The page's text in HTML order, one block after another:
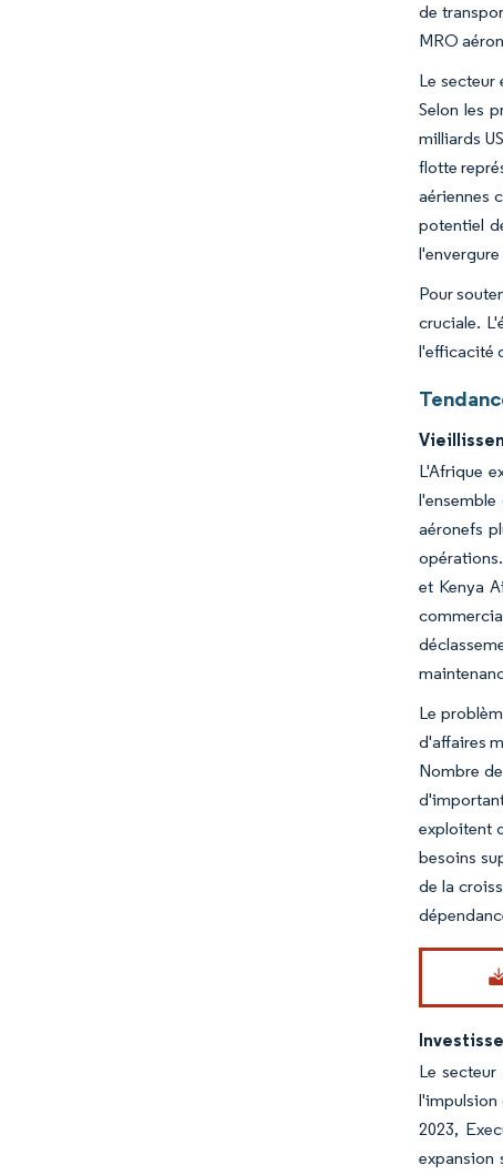
de
MRO
Le secteur
Selon les
milliards
flotte
aériennes
potentiel
Pour
cruciale.
l'efficacité
L'Afrique
aéronefs
et Kenya
Le
d'affaires
Nombre
exploitent
besoins
de la
Le
l'impulsion
2023,
expansion